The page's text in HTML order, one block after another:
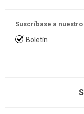
Suscríbase a
Boletín